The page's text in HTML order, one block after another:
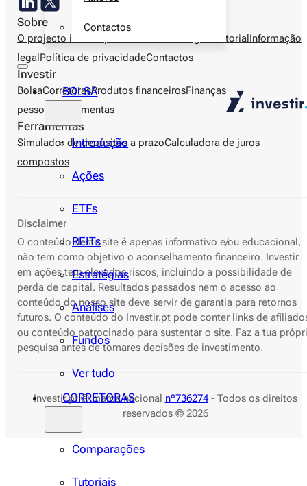
Contactos
BOLSA
Introdução
Ações
ETFs
REITs
Estratégias
Análises
Fundos
Ver tudo
CORRETORAS
Comparações
Tutoriais
Sobre
O projecto investir.pt Metodologia editorialInformação
legalPolítica de privacidadeContactos
Investir
BolsaCorretorasProdutos financeirosFinanças
pessoais
Ferramentas
Ferramentas
Simulador de depósitos a prazoCalculadora de juros
compostos
Disclaimer
O conteúdo deste site é apenas informativo e/ou educacional,
não tem como objetivo o aconselhamento financeiro. Investir
em ações tem elevados riscos, incluindo a possibilidade de
perda de capital. Resultados passados nem o acesso ao
conteúdo do nosso site deve servir de garantia para retornos
futuros. O conteúdo do Investir.pt pode conter links de
ou conteúdo patrocinado para sustentar o site. Faz a tua
pesquisa antes de tomares decisões de investimento.
Investir.pt ® marca nacional nº736274- Todos os direitos
reservados © 2026